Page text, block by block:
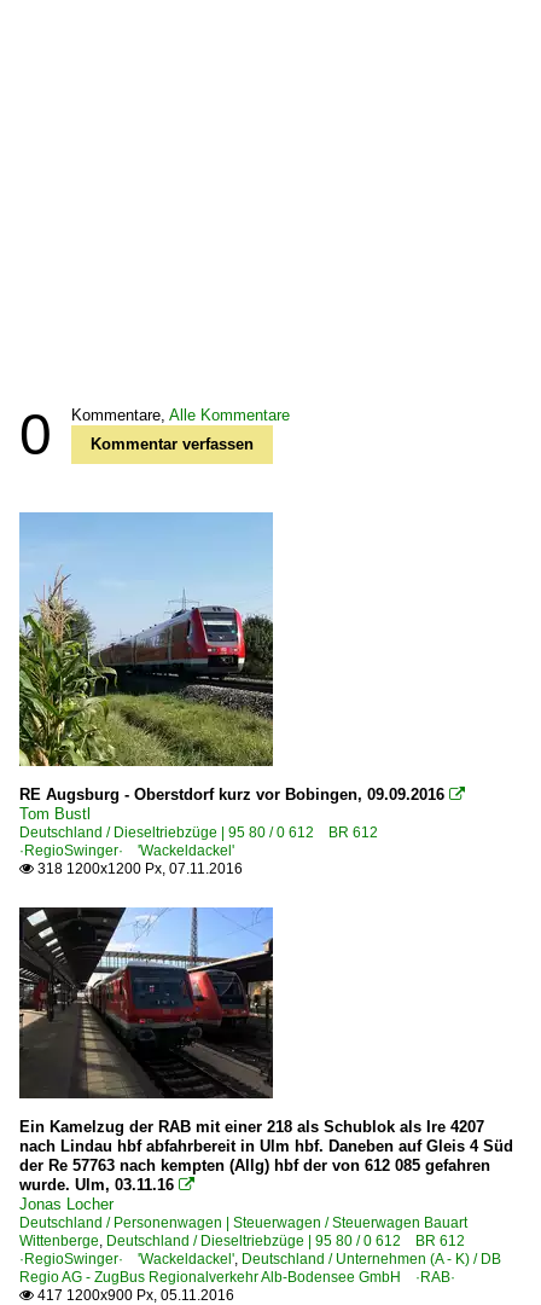
0 Kommentare, Alle Kommentare
Kommentar verfassen
RE Augsburg - Oberstdorf kurz vor Bobingen, 09.09.2016 
Tom Bustl
Deutschland / Dieseltriebzüge | 95 80 / 0 612 BR 612
·RegioSwinger· 'Wackeldackel'
 318 1200x1200 Px, 07.11.2016
Ein Kamelzug der RAB mit einer 218 als Schublok als Ire 4207
nach Lindau hbf abfahrbereit in Ulm hbf. Daneben auf Gleis 4 Süd
der Re 57763 nach kempten (Allg) hbf der von 612 085 gefahren
wurde. Ulm, 03.11.16 
Jonas Locher
Deutschland / Personenwagen | Steuerwagen / Steuerwagen Bauart
Wittenberge, Deutschland / Dieseltriebzüge | 95 80 / 0 612 BR 612
·RegioSwinger· 'Wackeldackel', Deutschland / Unternehmen (A - K) / DB
Regio AG - ZugBus Regionalverkehr Alb-Bodensee GmbH ·RAB·
 417 1200x900 Px, 05.11.2016